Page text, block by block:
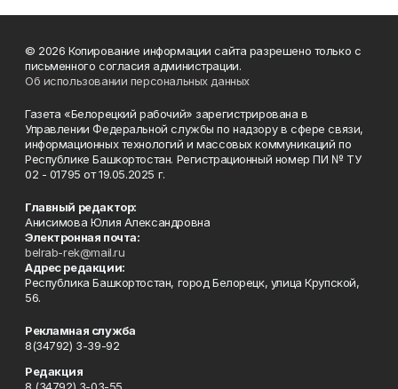
© 2026 Копирование информации сайта разрешено только с
письменного согласия администрации.
Об использовании персональных данных
Газета «Белорецкий рабочий» зарегистрирована в
Управлении Федеральной службы по надзору в сфере связи,
информационных технологий и массовых коммуникаций по
Республике Башкортостан. Регистрационный номер ПИ № ТУ
02 - 01795 от 19.05.2025 г.
Главный редактор:
Анисимова Юлия Александровна
Электронная почта:
belrab-rek@mail.ru
Адрес редакции:
Республика Башкортостан, город Белорецк, улица Крупской,
56.
Рекламная служба
8(34792) 3-39-92
Редакция